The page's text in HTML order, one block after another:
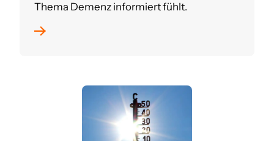
Thema Demenz informiert fühlt.